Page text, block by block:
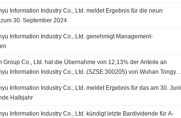
Information Industry Co., Ltd. meldet Ergebnis für die neun
30. September 2024
Information Industry Co., Ltd. genehmigt Management-
Group Co., Ltd. hat die Übernahme von 12,13% der Anteile an
Information Industry Co., Ltd. (SZSE:300205) von Wuhan Tongyu
Co., Ltd. verwaltet wird.
Information Industry Co., Ltd. meldet Ergebnis für das am 30. Juni
Halbjahr
Information Industry Co., Ltd. kündigt letzte Bardividende für A-